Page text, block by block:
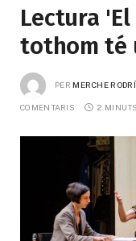
Lectura 'El
tothom té
PER MERCHE
COMENTARIS 2